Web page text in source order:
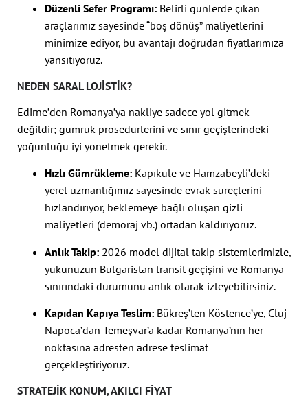
Düzenli Sefer Programı: Belirli günlerde çıkan
araçlarımız sayesinde “boş dönüş” maliyetlerini
minimize ediyor, bu avantajı doğrudan fiyatlarımıza
yansıtıyoruz.
NEDEN SARAL LOJISTIK?
Edirne’den Romanya’ya nakliye sadece yol gitmek
değildir; gümrük prosedürlerini ve sınır geçişlerindeki
yoğunluğu iyi yönetmek gerekir.
Hızlı Gümrükleme: Kapıkule ve Hamzabeyli’deki
yerel uzmanlığımız sayesinde evrak süreçlerini
hızlandırıyor, beklemeye bağlı oluşan gizli
maliyetleri (demoraj vb.) ortadan kaldırıyoruz.
Anlık Takip: 2026 model dijital takip sistemlerimizle,
yükünüzün Bulgaristan transit geçişini ve Romanya
sınırındaki durumunu anlık olarak izleyebilirsiniz.
Kapıdan Kapıya Teslim: Bükreş’ten Köstence’ye, Cluj-
Napoca’dan Temeşvar’a kadar Romanya’nın her
noktasına adresten adrese teslimat
gerçekleştiriyoruz.
STRATEJIK KONUM, AKILCI FIYAT